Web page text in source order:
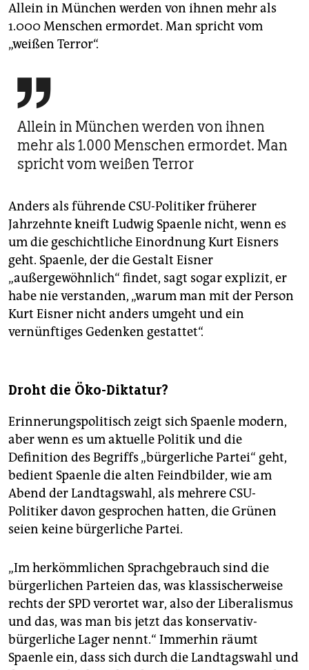
Allein in München werden von ihnen mehr als
1.000 Menschen ermordet. Man spricht vom
„weißen Terror“.

Allein in München werden von ihnen
mehr als 1.000 Menschen ermordet. Man
spricht vom weißen Terror
Anders als führende CSU-Politiker früherer
Jahrzehnte kneift Ludwig Spaenle nicht, wenn es
um die geschichtliche Einordnung Kurt Eisners
geht. Spaenle, der die Gestalt Eisner
„außergewöhnlich“ findet, sagt sogar explizit, er
habe nie verstanden, „warum man mit der Person
Kurt Eisner nicht anders umgeht und ein
vernünftiges Gedenken gestattet“.
Droht die Öko-Diktatur?
Erinnerungspolitisch zeigt sich Spaenle modern,
aber wenn es um aktuelle Politik und die
Definition des Begriffs „bürgerliche Partei“ geht,
bedient Spaenle die alten Feindbilder, wie am
Abend der Landtagswahl, als mehrere CSU-
Politiker davon gesprochen hatten, die Grünen
seien keine bürgerliche Partei.
„Im herkömmlichen Sprachgebrauch sind die
bürgerlichen Parteien das, was klassischerweise
rechts der SPD verortet war, also der Liberalismus
und das, was man bis jetzt das konservativ-
bürgerliche Lager nennt.“ Immerhin räumt
Spaenle ein, dass sich durch die Landtagswahl und